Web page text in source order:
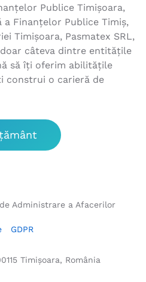
Publice Timișoara,
Finanțelor Publice Timiş,
Timișoara, Pasmatex SRL,
câteva dintre entitățile
să îţi oferim abilităţile
construi o carieră de
Administrare a Afacerilor
GDPR
Timișoara, România